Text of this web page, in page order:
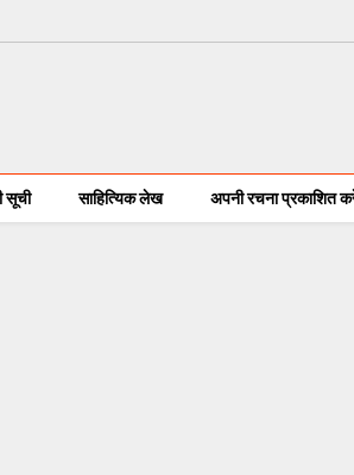
सूची साहित्यिक लेख अपनी रचना प्रकाशित